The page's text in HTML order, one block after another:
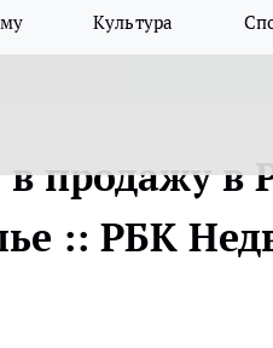
Культура
продажу в
:: РБК